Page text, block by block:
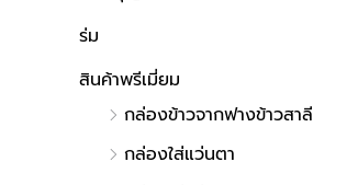
ร่ม
สินค้าพรีเมี่ยม
กล่องข้าวจากฟางข้าวสาลี
กล่องใส่แว่นตา